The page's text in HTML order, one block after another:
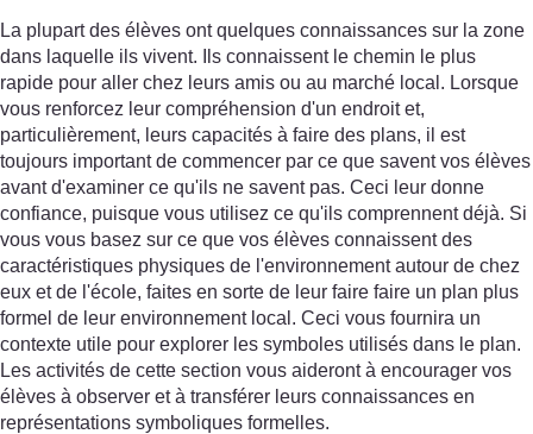
La plupart des élèves ont quelques connaissances sur la zone
dans laquelle ils vivent. Ils connaissent le chemin le plus
rapide pour aller chez leurs amis ou au marché local. Lorsque
vous renforcez leur compréhension d'un endroit et,
particulièrement, leurs capacités à faire des plans, il est
toujours important de commencer par ce que savent vos élèves
avant d'examiner ce qu'ils ne savent pas. Ceci leur donne
confiance, puisque vous utilisez ce qu'ils comprennent déjà. Si
vous vous basez sur ce que vos élèves connaissent des
caractéristiques physiques de l'environnement autour de chez
eux et de l'école, faites en sorte de leur faire faire un plan plus
formel de leur environnement local. Ceci vous fournira un
contexte utile pour explorer les symboles utilisés dans le plan.
Les activités de cette section vous aideront à encourager vos
élèves à observer et à transférer leurs connaissances en
représentations symboliques formelles.